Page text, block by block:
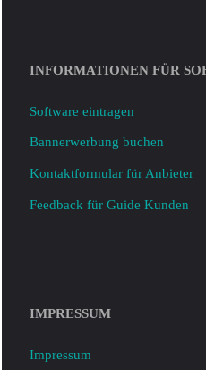
INFORMATIONEN FÜR
Software eintragen
Bannerwerbung buchen
Kontaktformular für Anbieter
Feedback für Guide Kunden
IMPRESSUM
Impressum